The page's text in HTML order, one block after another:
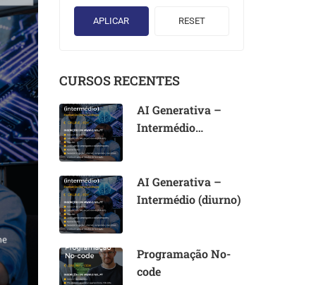
APLICAR RESET
CURSOS RECENTES
AI Generativa –
Intermédio
AI Generativa –
Intermédio (diurno)
Programação No-
code